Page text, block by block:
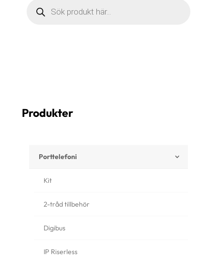
search
Produkter
Porttelefoni
Kit
2-tråd tillbehör
Digibus
IP Riserless